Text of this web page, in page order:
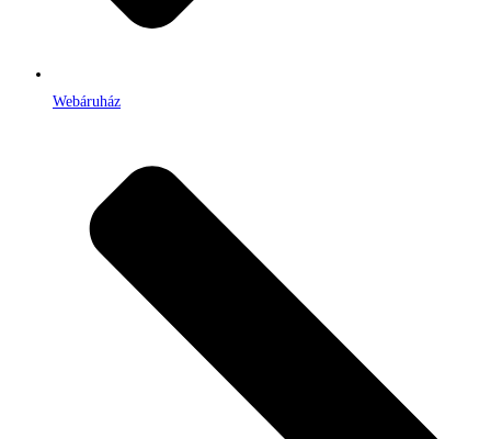
Webáruház